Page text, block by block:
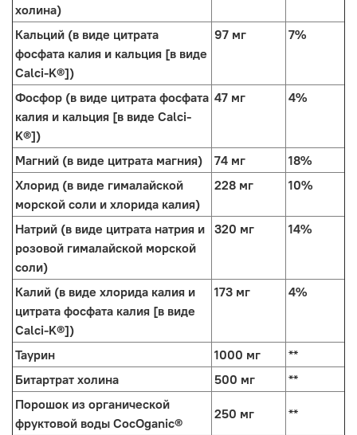
холина)
Кальций (в виде цитрата
фосфата калия и кальция [в виде
Calci-K®])
97 мг 7%
Фосфор (в виде цитрата фосфата
калия и кальция [в виде Calci-
K®])
47 мг 4%
Магний (в виде цитрата магния) 74 мг
18%
Хлорид (в виде гималайской
морской соли и хлорида калия)
228 мг 10%
Натрий (в виде цитрата натрия и
розовой гималайской морской
соли)
320 мг 14%
Калий (в виде хлорида калия и
цитрата фосфата калия [в виде
Calci-K®])
173 мг 4%
Таурин 1000 мг
**
Битартрат холина
500 мг
**
Порошок из органической
фруктовой воды CocOganic®
250 мг **